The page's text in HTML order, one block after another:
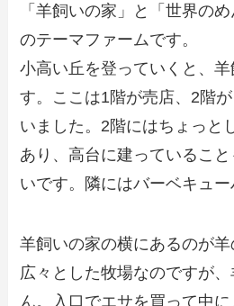
「羊飼いの家」と「世界の
のテーマファームです。
小高い丘を登っていくと、
す。ここは1階が売店、2階
いました。2階にはちょっと
あり、高台に建っているこ
いです。隣にはバーベキュー
羊飼いの家の横にあるのが羊
広々とした牧場なのですが
ん。入口でエサを買って中